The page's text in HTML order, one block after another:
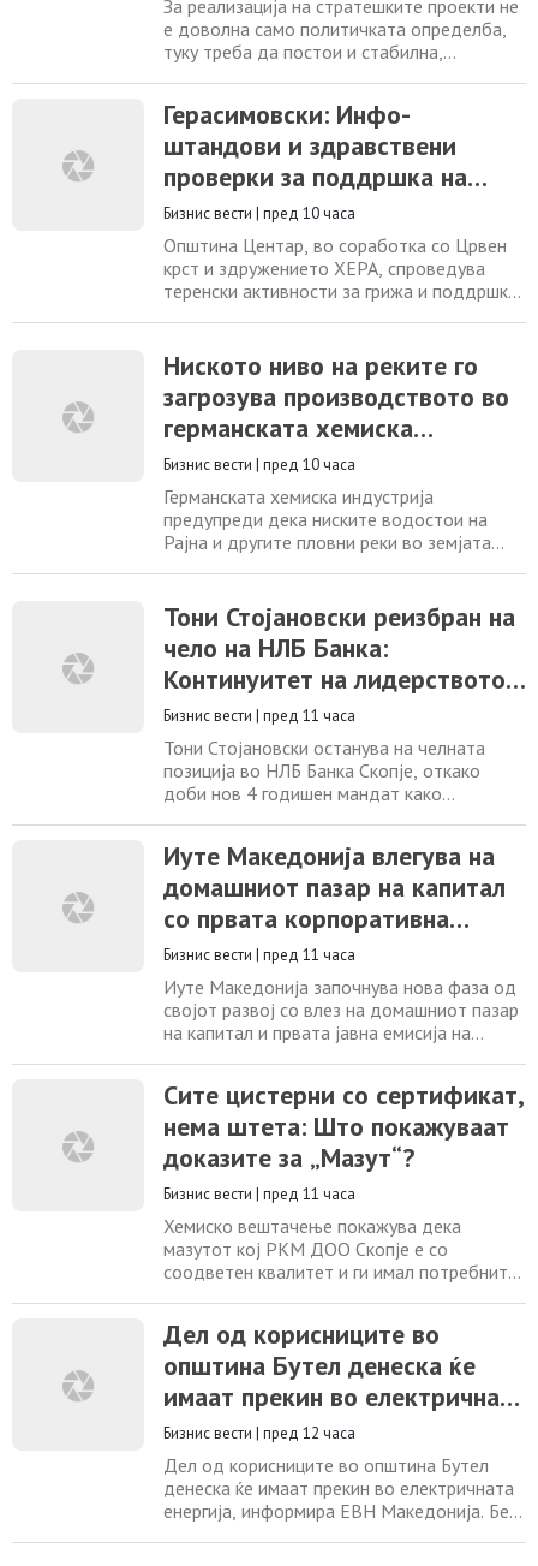
За реализација на стратешките проекти не
е доволна само политичката определба,
туку треба да постои и стабилна,
Димитриеска-Кочоска пред
потпишувањето договори за финансирање
на изградбата на железничката делница
Крива Паланка – Деве Баир од Коридорот
8 во Владата. Како што истакна,
Герасимовски: Инфо-
штандови и здравствени
проверки за поддршка на
граѓаните во услови на
топлотен бран
Бизнис вести | пред 10 часа
Општина Центар, во соработка со Црвен
крст и здружението ХЕРА, спроведува
теренски активности за грижа и поддршка
Центар е на терен со конкретни мерки
делиме вода, поставуваме инфо-
штандови и овозможуваме бесплатни
здравствени проверки. Ги повикуваме сите
Ниското ниво на реките го
загрозува производството во
германската хемиска
индустрија
Бизнис вести | пред 10 часа
Германската хемиска индустрија
предупреди дека ниските водостои на
Рајна и другите пловни реки во земјата
зголемени транспортни трошоци и
притисокот врз синџирите на снабдување.
„Ако бродовите мора да превезуваат
помали количини или воопшто не можат
Тони Стојановски реизбран на
чело на НЛБ Банка:
Континуитет на лидерството
по период на раст, дигитална
трансформација и
меѓународни признанија
Бизнис вести | пред 11 часа
Тони Стојановски останува на челната
позиција во НЛБ Банка Скопје, откако
доби нов 4 годишен мандат како
претставува потврда на довербата во
неговото лидерство, во период во кој НЛБ
Банка дополнително ја зацврсти
позицијата како една од најуспешните
финансиски институции
Иуте Македонија влегува на
домашниот пазар на капитал
со првата корпоративна
обврзница
Бизнис вести | пред 11 часа
Иуте Македонија започнува нова фаза од
својот развој со влез на домашниот пазар
на капитал и првата јавна емисија на
раст. По добиеното одобрение од
Комисијата за хартии од вредност,
компанијата ќе издаде петгодишна
корпоративна обврзница во вкупна
вредност од 3 милиони евра,
Сите цистерни со сертификат,
нема штета: Што покажуваат
доказите за „Мазут“?
Бизнис вести | пред 11 часа
Хемиско вештачење покажува дека
мазутот кој РКМ ДОО Скопје е со
соодветен квалитет и ги имал потребните
дека секоја цистерна е примена со
сертификат за квалитет, а претходно и
самата ОКТА, од каде е купен најголем
дел од мазутот, потврди дека мазутот
бил согласно стандардите. – Параметрите
Дел од корисниците во
општина Бутел денеска ќе
имаат прекин во електричната
енергија
Бизнис вести | пред 12 часа
Дел од корисниците во општина Бутел
денеска ќе имаат прекин во електричната
енергија, информира ЕВН Македонија. Без